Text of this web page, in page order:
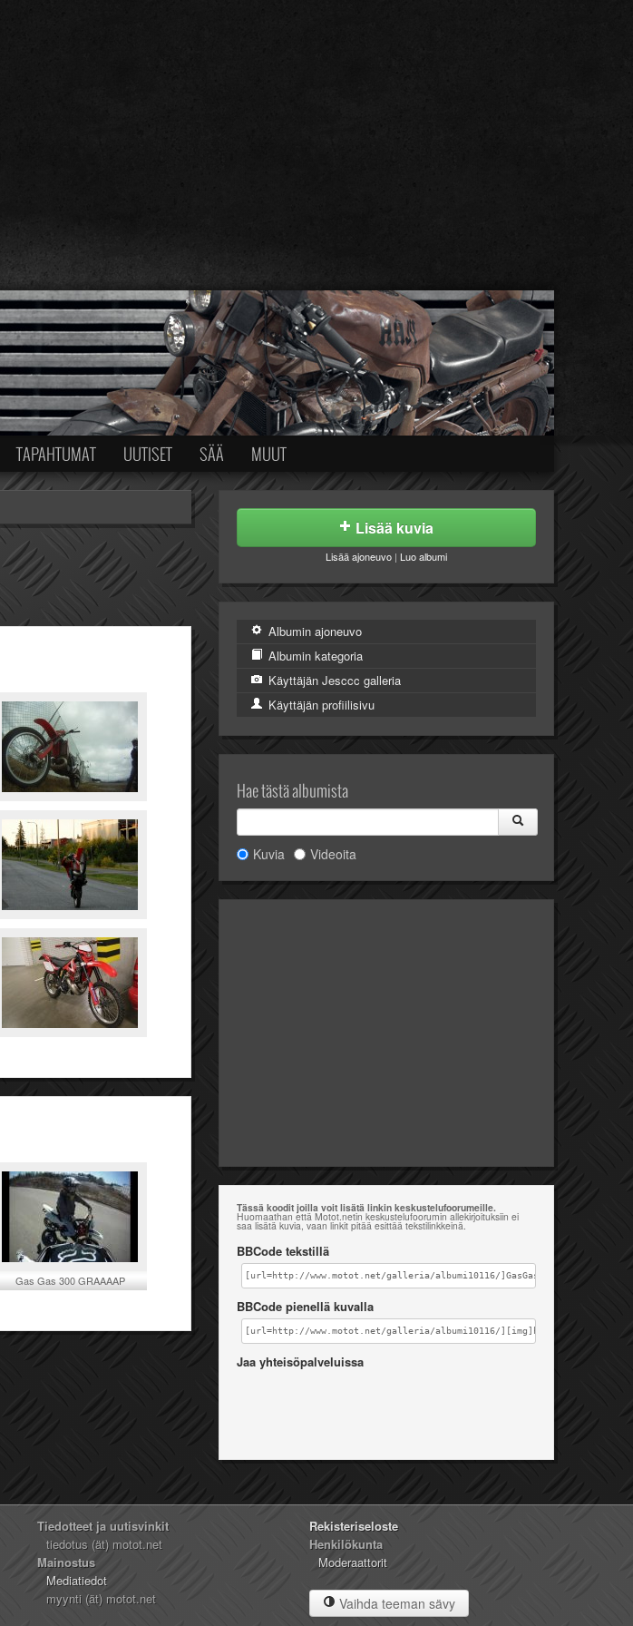
TAPAHTUMAT UUTISET SÄÄ MUUT
Gas Gas 300 GRAAAAP
Lisää kuvia
Lisää ajoneuvo | Luo albumi
Albumin ajoneuvo
Albumin kategoria
Käyttäjän Jesccc galleria
Käyttäjän profiilisivu
Hae tästä albumista
Kuvia Videoita
Tässä koodit joilla voit lisätä linkin keskustelufoorumeille.
Huomaathan että Motot.netin keskustelufoorumin allekirjoituksiin ei
saa lisätä kuvia, vaan linkit pitää esittää tekstilinkkeinä.
BBCode tekstillä
[url=http://www.motot.net/galleria/albumi10116/]GasGas 300ec[/url]
BBCode pienellä kuvalla
[url=http://www.motot.net/galleria/albumi10116/][img]http://
Jaa yhteisöpalveluissa
Tiedotteet ja uutisvinkit
tiedotus (ät) motot.net
Mainostus
Mediatiedot
myynti (ät) motot.net
Rekisteriseloste
Henkilökunta
Moderaattorit
Vaihda teeman sävy